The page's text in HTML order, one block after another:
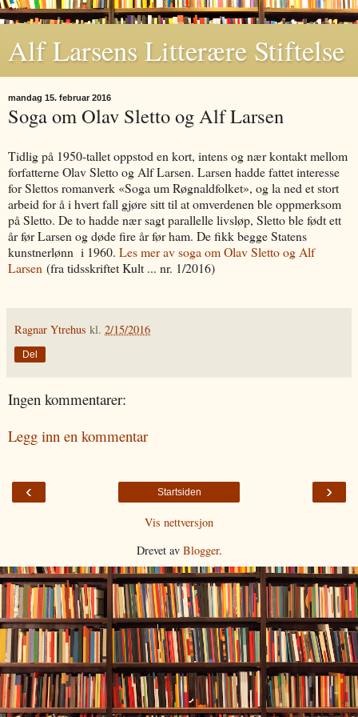
Alf Larsens Litterære Stiftelse
mandag 15. februar 2016
Soga om Olav Sletto og Alf Larsen
Tidlig på 1950-tallet oppstod en kort, intens og nær kontakt mellom
forfatterne Olav Sletto og Alf Larsen. Larsen hadde fattet interesse
for Slettos romanverk «Soga um Røgnaldfolket», og la ned et stort
arbeid for å i hvert fall gjøre sitt til at omverdenen ble oppmerksom
på Sletto. De to hadde nær sagt parallelle livsløp, Sletto ble født ett
år før Larsen og døde fire år før ham. De fikk begge Statens
kunstnerlønn i 1960. Les mer av soga om Olav Sletto og Alf
Larsen (fra tidsskriftet Kult ... nr. 1/2016)
Ragnar Ytrehus kl. 2/15/2016
Del
Ingen kommentarer:
Legg inn en kommentar
‹ ›
Startsiden
Vis nettversjon
Drevet av Blogger.